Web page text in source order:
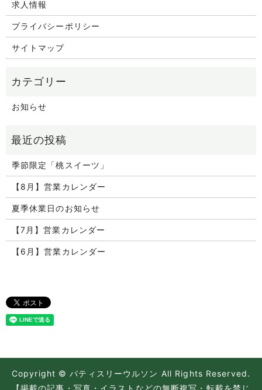
求人情報
プライバシーポリシー
サイトマップ
お知らせ
季節限定「桃スイーツ」
【8月】営業カレンダー
夏季休業日のお知らせ
【7月】営業カレンダー
【6月】営業カレンダー
Copyright © パティスリーウルソン All Rights Reserved.